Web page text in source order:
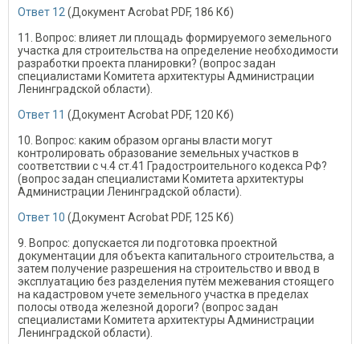
Ответ 12 (Документ Acrobat PDF, 186 Кб)
11. Вопрос: влияет ли площадь формируемого земельного
участка для строительства на определение необходимости
разработки проекта планировки? (вопрос задан
специалистами Комитета архитектуры Администрации
Ленинградской области).
Ответ 11 (Документ Acrobat PDF, 120 Кб)
10. Вопрос: каким образом органы власти могут
контролировать образование земельных участков в
соответствии с ч.4 ст.41 Градостроительного кодекса РФ?
(вопрос задан специалистами Комитета архитектуры
Администрации Ленинградской области).
Ответ 10 (Документ Acrobat PDF, 125 Кб)
9. Вопрос: допускается ли подготовка проектной
документации для объекта капитального строительства, а
затем получение разрешения на строительство и ввод в
эксплуатацию без разделения путём межевания стоящего
на кадастровом учете земельного участка в пределах
полосы отвода железной дороги? (вопрос задан
специалистами Комитета архитектуры Администрации
Ленинградской области).